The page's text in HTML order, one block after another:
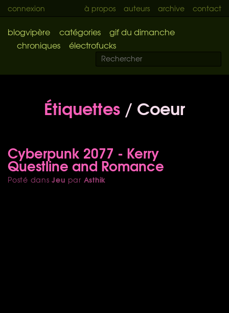
connexion à propos auteurs archive contact
blogvipère catégories
gif du dimanche
chroniques
électrofucks
Étiquettes / Coeur
Cyberpunk 2077 - Kerry
Questline and Romance
Posté dansJeu par Asthik